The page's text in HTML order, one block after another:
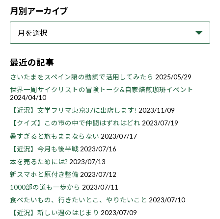
月別アーカイブ
最近の記事
さいたまをスペイン語の動詞で活用してみたら 2025/05/29
世界一周サイクリストの冒険トーク&自家焙煎珈琲イベント
2024/04/10
【近況】文学フリマ東京37に出店します! 2023/11/09
【クイズ】この市の中で仲間はずれはどれ 2023/07/19
暑すぎると旅もままならない 2023/07/17
【近況】今月も後半戦 2023/07/16
本を売るためには? 2023/07/13
新スマホと原付き整備 2023/07/12
1000部の道も一歩から 2023/07/11
食べたいもの、行きたいとこ、やりたいこと 2023/07/10
【近況】新しい週のはじまり 2023/07/09